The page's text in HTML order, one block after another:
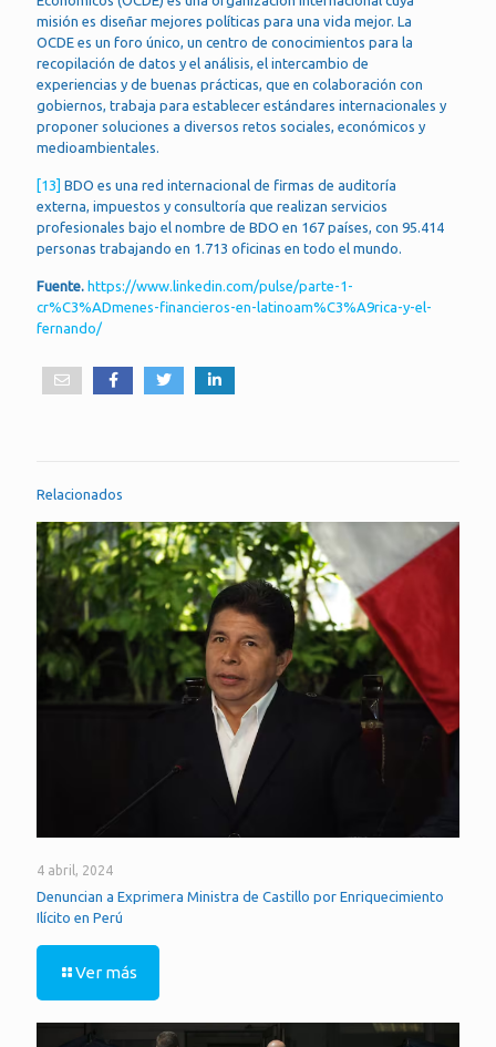
misión es diseñar mejores políticas para una vida mejor. La
OCDE es un foro único, un centro de conocimientos para la
recopilación de datos y el análisis, el intercambio de
experiencias y de buenas prácticas, que en colaboración con
gobiernos, trabaja para establecer estándares internacionales y
proponer soluciones a diversos retos sociales, económicos y
medioambientales.
[13] BDO es una red internacional de firmas de auditoría
externa, impuestos y consultoría que realizan servicios
profesionales bajo el nombre de BDO en 167 países, con 95.414
personas trabajando en 1.713 oficinas en todo el mundo.
Fuente. https://www.linkedin.com/pulse/parte-1-
cr%C3%ADmenes-financieros-en-latinoam%C3%A9rica-y-el-
fernando/
Relacionados
4 abril, 2024
Denuncian a Exprimera Ministra de Castillo por Enriquecimiento
Ilícito en Perú
Ver más